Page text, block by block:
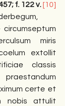
f. 122 v.[10]
miris
extollit
classis
certe et
nobis attulit